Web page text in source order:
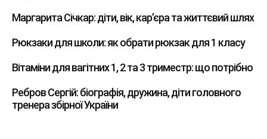
Маргарита Січкар: діти, вік, кар’єра та життєвий шлях
Рюкзаки для школи: як обрати рюкзак для 1 класу
Вітаміни для вагітних 1, 2 та 3 триместр: що потрібно
Ребров Сергій: біографія, дружина, діти головного
тренера збірної України